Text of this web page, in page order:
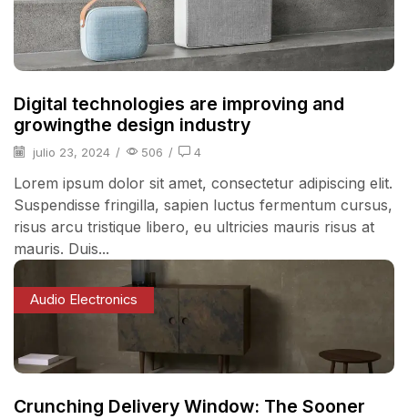
Digital technologies are improving and
growingthe design industry
julio 23, 2024 / 506 / 4
Lorem ipsum dolor sit amet, consectetur adipiscing elit.
Suspendisse fringilla, sapien luctus fermentum cursus,
risus arcu tristique libero, eu ultricies mauris risus at
mauris. Duis...
Audio Electronics
Crunching Delivery Window: The Sooner